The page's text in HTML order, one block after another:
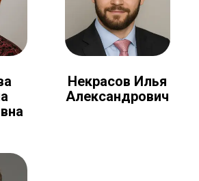
Некрасов Илья
Александрович